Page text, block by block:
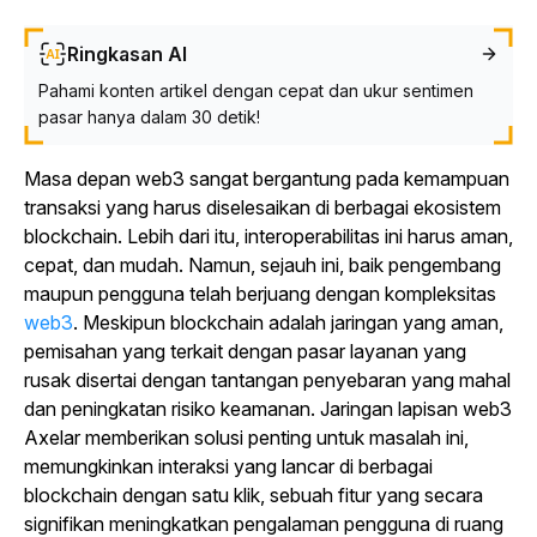
Ringkasan AI
Pahami konten artikel dengan cepat dan ukur sentimen
pasar hanya dalam 30 detik!
Masa depan web3 sangat bergantung pada kemampuan
transaksi yang harus diselesaikan di berbagai ekosistem
blockchain. Lebih dari itu, interoperabilitas ini harus aman,
cepat, dan mudah. Namun, sejauh ini, baik pengembang
maupun pengguna telah berjuang dengan kompleksitas
web3. Meskipun blockchain adalah jaringan yang aman,
pemisahan yang terkait dengan pasar layanan yang
rusak disertai dengan tantangan penyebaran yang mahal
dan peningkatan risiko keamanan. Jaringan lapisan web3
Axelar memberikan solusi penting untuk masalah ini,
memungkinkan interaksi yang lancar di berbagai
blockchain dengan satu klik, sebuah fitur yang secara
signifikan meningkatkan pengalaman pengguna di ruang